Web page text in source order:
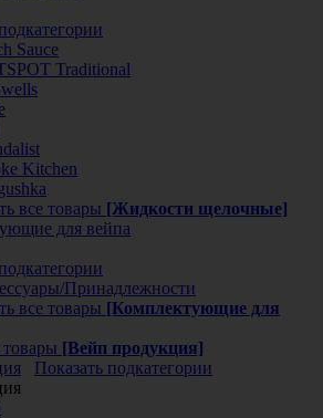
Sauce
Traditional
Kitchen
все товары [Жидкости щелочные]
для вейпа
Принадлежности
все товары [Комплектующие для
товары [Вейп продукция]
Показать подкатегории